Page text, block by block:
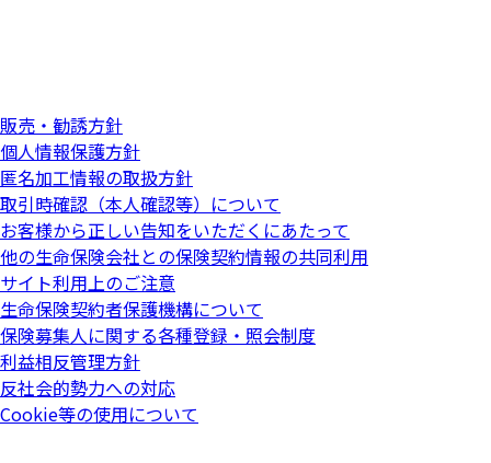
販売・勧誘方針
個人情報保護方針
匿名加工情報の取扱方針
取引時確認（本人確認等）について
お客様から正しい告知をいただくにあたって
他の生命保険会社との保険契約情報の共同利用
サイト利用上のご注意
生命保険契約者保護機構について
保険募集人に関する各種登録・照会制度
利益相反管理方針
反社会的勢力への対応
Cookie等の使用について